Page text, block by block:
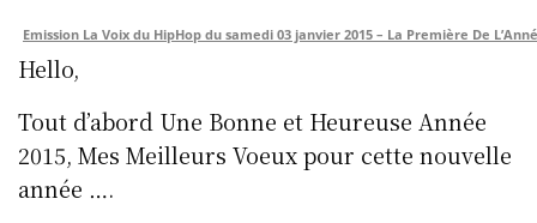
Emission La Voix du HipHop du samedi 03 janvier 2015 – La Première De
Hello,
Tout d’abord Une Bonne et Heureuse Année
2015, Mes Meilleurs Voeux pour cette nouvelle
année ….